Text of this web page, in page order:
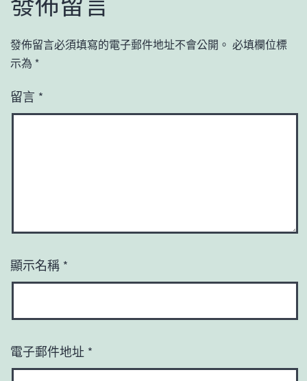
發佈留言必須填寫的電子郵件地址不會公開。 必填欄位標
示為 *
留言 *
顯示名稱 *
電子郵件地址 *